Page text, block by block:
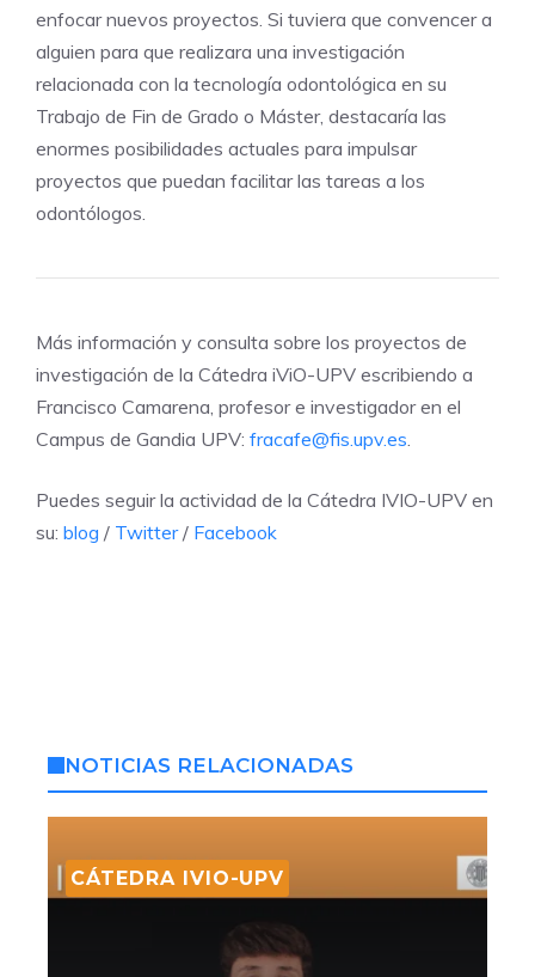
enfocar nuevos proyectos. Si tuviera que convencer a
alguien para que realizara una investigación
relacionada con la tecnología odontológica en su
Trabajo de Fin de Grado o Máster, destacaría las
enormes posibilidades actuales para impulsar
proyectos que puedan facilitar las tareas a los
odontólogos.
Más información y consulta sobre los proyectos de
investigación de la Cátedra iViO-UPV escribiendo a
Francisco Camarena, profesor e investigador en el
Campus de Gandia UPV: fracafe@fis.upv.es
Puedes seguir la actividad de la Cátedra IVIO-UPV en
su: blog / Twitter/ Facebook
NOTICIAS RELACIONADAS
CÁTEDRA IVIO-UPV